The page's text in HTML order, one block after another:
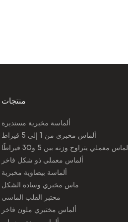
منتجات
ألماسة مخبرية مستديرة
ألماس مخبري من 1 إلى 5 قيراط
ألماس معملي يتراوح وزنه بين 5 و30 قيراطًا
ألماس معملي ذو شكل فاخر
ألماسة بيضاوية مخبرية
ماس مخبري وسادة الشكل
مختبر القلب الماسي
ألماس مختبري ملون فاخر